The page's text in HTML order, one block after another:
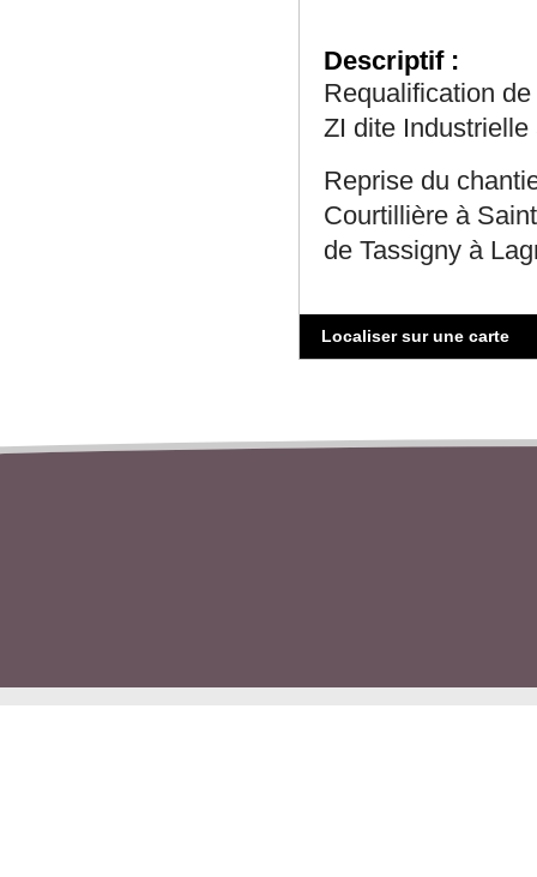
Descriptif :
Requalification
ZI dite
Reprise du
Courtillière à
de Tassigny à
Localiser sur une carte